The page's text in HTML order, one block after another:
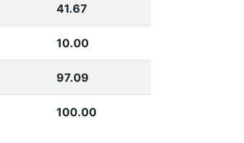
41.67
10.00
97.09
100.00